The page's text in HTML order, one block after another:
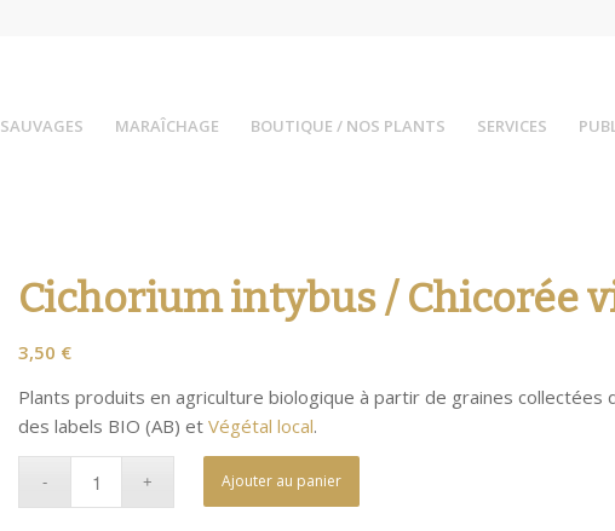
SAUVAGES MARAÎCHAGE BOUTIQUE / NOS PLANTS SERVICES
Cichorium intybus / Chicorée
3,50 €
Plants produits en agriculture biologique à partir de graines collectées
des labels BIO (AB) etVégétal local.
Ajouter au panier